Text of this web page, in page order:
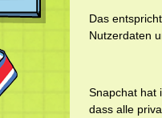
Das
Nutzerdaten
Snapchat hat
dass alle